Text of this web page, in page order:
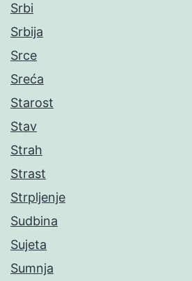
Srbi
Srbija
Srce
Sreća
Starost
Stav
Strah
Strast
Strpljenje
Sudbina
Sujeta
Sumnja